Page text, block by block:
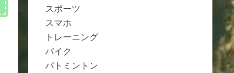
スポーツ
スマホ
トレーニング
バイク
バトミントン